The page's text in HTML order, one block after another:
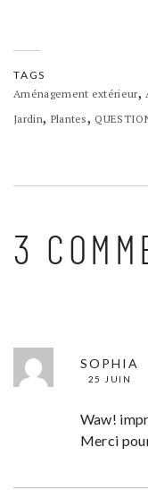
TAGS
Aménagement extérieur,
Jardin, Plantes,
3
SOPHIA
25 JUIN
Waw!
Merci